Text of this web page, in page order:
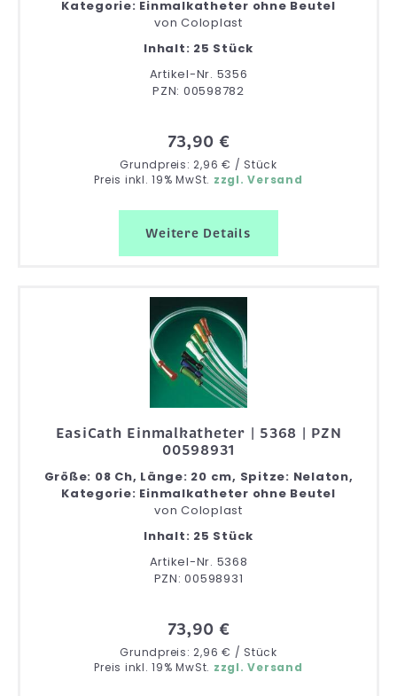
Kategorie: Einmalkatheter ohne Beutel
vonColoplast
Inhalt: 25 Stück
Artikel-Nr. 5356
PZN: 00598782
73,90 €
Grundpreis: 2,96 € / Stück
Preis inkl. 19% MwSt. zzgl. Versand
Weitere Details
EasiCath Einmalkatheter | 5368 | PZN
00598931
Größe: 08 Ch, Länge: 20 cm, Spitze: Nelaton,
Kategorie: Einmalkatheter ohne Beutel
vonColoplast
Inhalt: 25 Stück
Artikel-Nr. 5368
PZN: 00598931
73,90 €
Grundpreis: 2,96 € / Stück
Preis inkl. 19% MwSt. zzgl. Versand